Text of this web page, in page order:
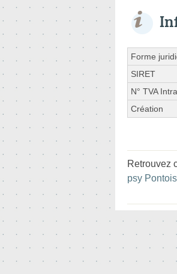
Forme
SIRET
N° TVA Intra.
Création
Retrouvez
psy